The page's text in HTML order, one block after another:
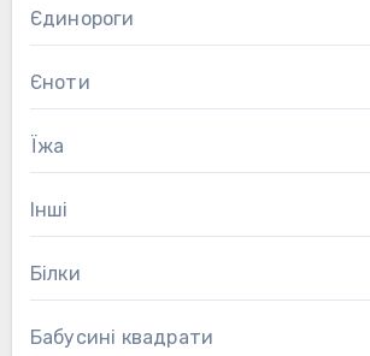
Єдинороги
Єноти
Їжа
Інші
Білки
Бабусині квадрати